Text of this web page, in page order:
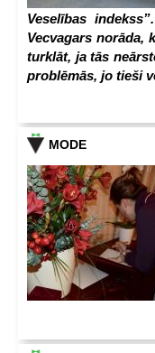
Veselības
Vecvagars norāda,
turklāt, ja tās
problēmās, jo tieši
MODE